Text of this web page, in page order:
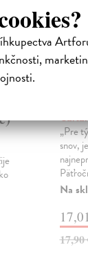
„Pre
snov,
Na
17,90